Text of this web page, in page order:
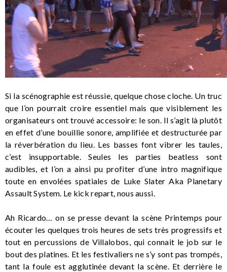
Si la scénographie est réussie, quelque chose cloche. Un truc
que l’on pourrait croire essentiel mais que visiblement les
organisateurs ont trouvé accessoire: le son. Il s’agit là plutôt
en effet d’une bouillie sonore, amplifiée et destructurée par
la réverbération du lieu. Les basses font vibrer les taules,
c’est insupportable. Seules les parties beatless sont
audibles, et l’on a ainsi pu profiter d’une intro magnifique
toute en envolées spatiales de Luke Slater Aka Planetary
Assault System. Le kick repart, nous aussi.
Ah Ricardo… on se presse devant la scène Printemps pour
écouter les quelques trois heures de sets très progressifs et
tout en percussions de Villalobos, qui connait le job sur le
bout des platines. Et les festivaliers ne s’y sont pas trompés,
tant la foule est agglutinée devant la scène. Et derrière le